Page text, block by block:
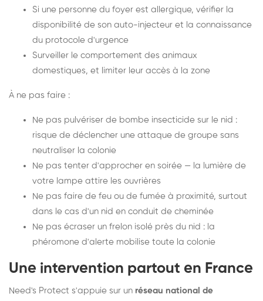
Si une personne du foyer est allergique, vérifier la
disponibilité de son auto-injecteur et la connaissance
du protocole d'urgence
Surveiller le comportement des animaux
domestiques, et limiter leur accès à la zone
À ne pas faire :
Ne pas pulvériser de bombe insecticide sur le nid :
risque de déclencher une attaque de groupe sans
neutraliser la colonie
Ne pas tenter d'approcher en soirée — la lumière de
votre lampe attire les ouvrières
Ne pas faire de feu ou de fumée à proximité, surtout
dans le cas d'un nid en conduit de cheminée
Ne pas écraser un frelon isolé près du nid : la
phéromone d'alerte mobilise toute la colonie
Une intervention partout en France
Need's Protect s'appuie sur un réseau national de